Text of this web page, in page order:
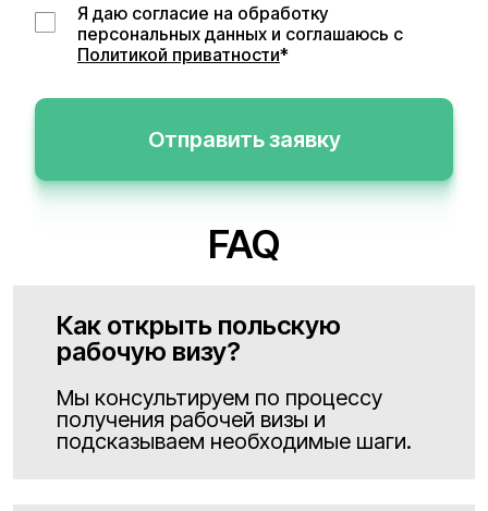
Я даю согласие на обработку
персональных данных и соглашаюсь с
Политикой приватности*
Отправить заявку
FAQ
Как открыть польскую
рабочую визу?
Мы консультируем по процессу
получения рабочей визы и
подсказываем необходимые шаги.